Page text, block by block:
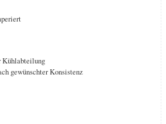
Kühlabteilung
gewünschter Konsistenz